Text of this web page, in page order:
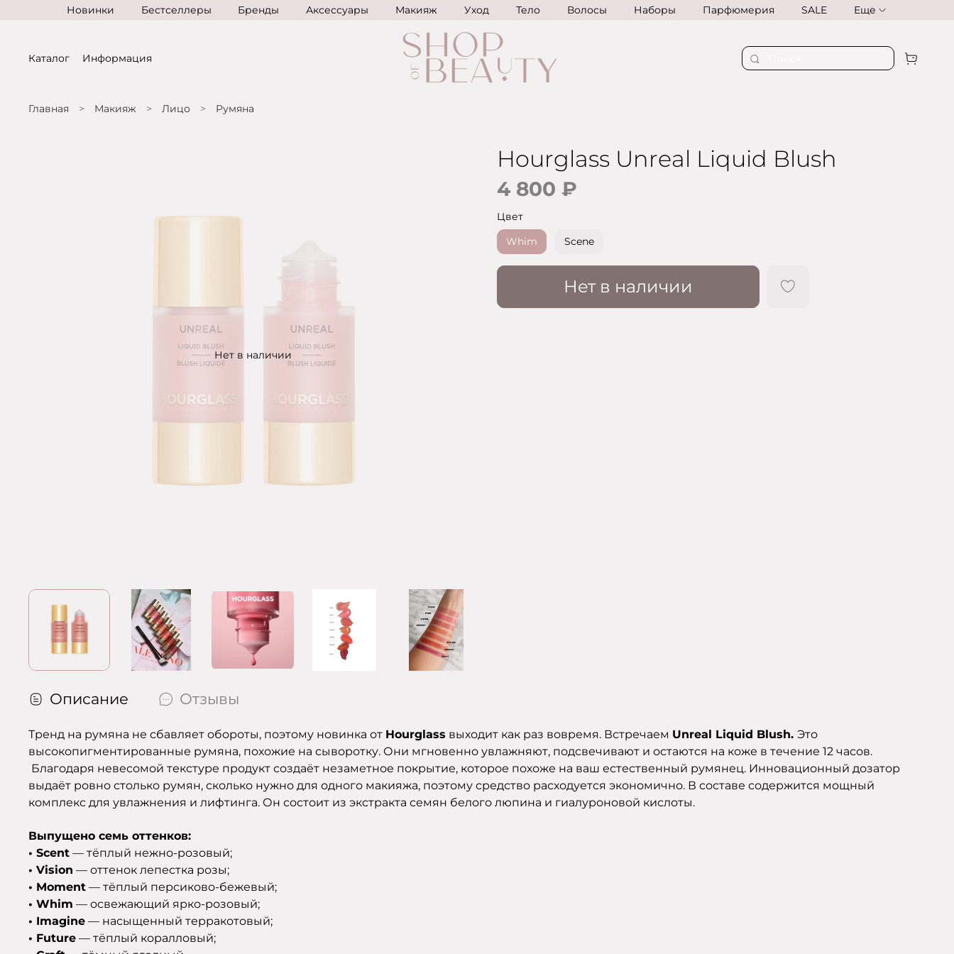
Новинки Бестселлеры Бренды Аксессуары Макияж Уход Тело Волосы Наборы Парфюмерия SALE Еще
Каталог Информация
Главная Макияж Лицо Румяна
Нет в наличии
Hourglass Unreal Liquid Blush
4 800 ₽
Нет в наличии
Цвет
Whim
Scene
Описание Отзывы
Тренд на румяна не сбавляет обороты, поэтому новинка от Hourglass выходит как раз вовремя. Встречаем Unreal Liquid Blush. Это
высокопигментированные румяна, похожие на сыворотку. Они мгновенно увлажняют, подсвечивают и остаются на коже в течение 12 часов.​
Благодаря невесомой текстуре продукт создаёт незаметное покрытие, которое похоже на ваш естественный румянец. Инновационный дозатор
выдаёт ровно столько румян, сколько нужно для одного макияжа, поэтому средство расходуется экономично. В составе содержится мощный
комплекс для увлажнения и лифтинга. Он состоит из экстракта семян белого люпина и гиалуроновой кислоты.
Выпущено семь оттенков:
• Scent — тёплый нежно-розовый;
• Vision — оттенок лепестка розы;
• Moment — тёплый персиково-бежевый;
• Whim — освежающий ярко-розовый;
• Imagine — насыщенный терракотовый;
• Future — тёплый коралловый;